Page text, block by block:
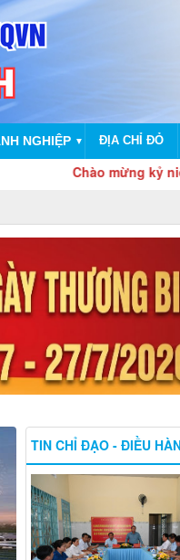
NGHIỆP ▼ ĐỊA CHỈ ĐỎ
Chào mừng kỷ niệm 81
TIN CHỈ ĐẠO - ĐIỀU